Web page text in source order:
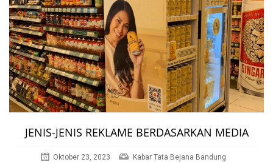
JENIS-JENIS REKLAME BERDASARKAN MEDIA
Oktober 23, 2023 Kabar Tata Bejana Bandung